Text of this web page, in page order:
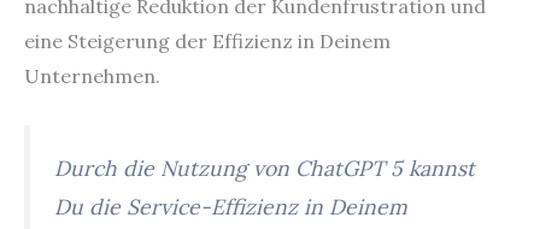
nachhaltige Reduktion der Kundenfrustration und
eine Steigerung der Effizienz in Deinem
Unternehmen.
Durch die Nutzung von ChatGPT 5 kannst
Du die Service-Effizienz in Deinem